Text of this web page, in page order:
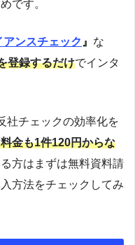
です。
ンスチェック 』 な
登録するだけでインタ
社チェックの効率化を
金も1件120円からな
方はまずは無料資料請
方法をチェックしてみ